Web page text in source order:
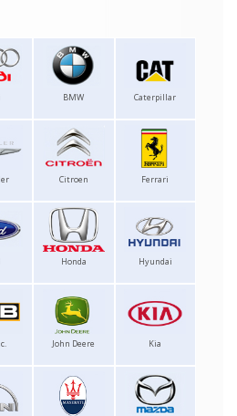
BMW Caterpillar
Citroen Ferrari
Honda Hyundai
John Deere Kia